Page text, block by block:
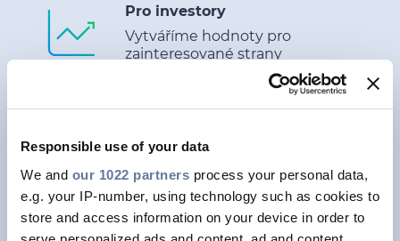
Responsible use of your data
We and our 1022 partners process your personal data,
e.g. your IP-number, using technology such as cookies to
store and access information on your device in order to
Pro investory
Vytváříme hodnoty pro
zainteresované strany
Náš závazek k budoucnosti s
nízkými emisemi